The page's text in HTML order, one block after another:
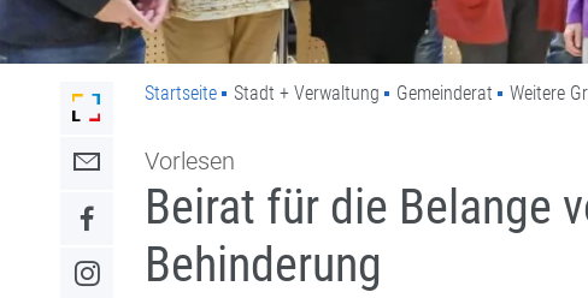
Link zur Startseite der Stadt Lahr
Link zum Kontaktformular
Link zum Facebook-Auftritt
Link zum Instagram-Auftritt
Startseite Stadt + Verwaltung Gemeinderat Weitere
Vorlesen
Beirat für die Belange
Behinderung